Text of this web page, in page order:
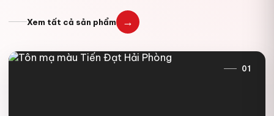
Xem tất cả sản phẩm →
01